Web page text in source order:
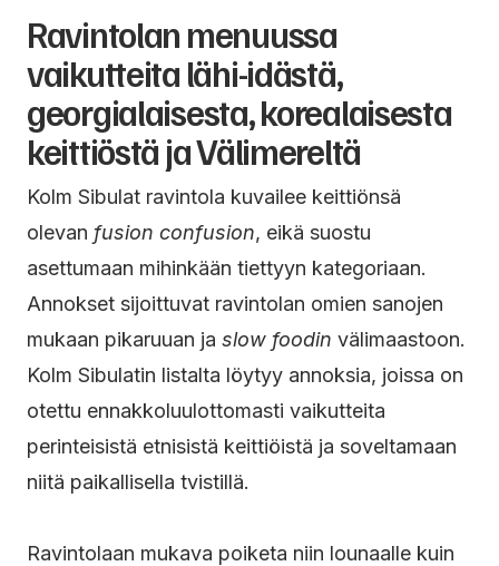
Ravintolan menuussa
vaikutteita lähi-idästä,
georgialaisesta, korealaisesta
keittiöstä ja Välimereltä
Kolm Sibulat ravintola kuvailee keittiönsä
olevan fusion confusion, eikä suostu
asettumaan mihinkään tiettyyn kategoriaan.
Annokset sijoittuvat ravintolan omien sanojen
mukaan pikaruuan ja slow foodin välimaastoon.
Kolm Sibulatin listalta löytyy annoksia, joissa on
otettu ennakkoluulottomasti vaikutteita
perinteisistä etnisistä keittiöistä ja soveltamaan
niitä paikallisella tvistillä.
Ravintolaan mukava poiketa niin lounaalle kuin